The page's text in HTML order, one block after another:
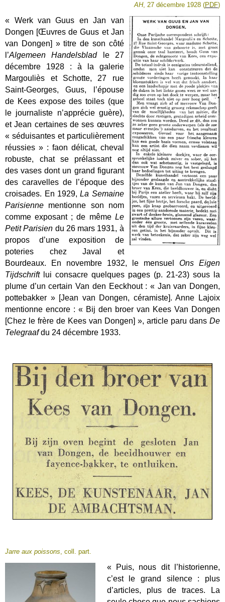
AH, 27 décembre 1928 (PDF)
« Werk van Guus en Jan van
Dongen [Œuvres de Guus et Jan
van Dongen] » titre de son côté
l’Algemeen Handelsbladle 27
décembre 1928 : à la galerie
Margouliès et Schotte, 27 rue
Saint-Georges, Guus, l’épouse
de Kees expose des toiles (que
le journaliste n’apprécie guère),
et Jean certaines de ses œuvres
« séduisantes et particulièrement
réussies » : faon délicat, cheval
robuste, chat se prélassant et
des vases dont un grand figurant
des caravelles de l’époque des
croisades. En 1929,La Semaine
Parisienne mentionne son nom
comme exposant ; de même Le
Petit Parisien du 26 mars 1931, à
propos d’une exposition de
poteries chez Javal et
Bourdeaux. En novembre 1932, le mensuel Ons Eigen
Tijdschriftlui consacre quelques pages (p. 21-23) sous la
plume d’un certain Van den Eeckhout : « Jan van Dongen,
pottebakker » [Jean van Dongen, céramiste]. Anne Lajoix
mentionne encore : « Bij den broer van Kees Van Dongen
[Chez le frère de Kees van Dongen] », article paru dans De
Telegraafdu 24 décembre 1933.
Jarre aux poissons , coll. part.
« Puis, nous dit l’historienne,
c’est le grand silence : plus
d’articles, plus de traces. La